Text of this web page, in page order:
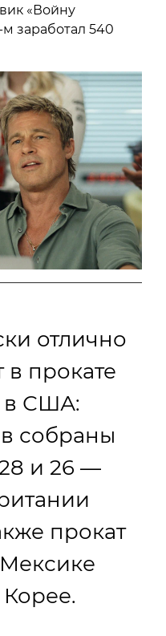
«Войну
заработал 540
отлично
в прокате
в США:
собраны
и 26 —
прокат